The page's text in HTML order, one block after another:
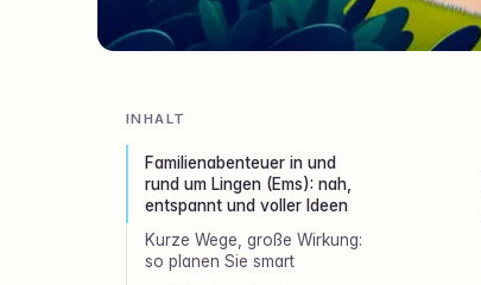
INHALT
Familienabenteuer in und
rund um Lingen (Ems): nah,
entspannt und voller Ideen
Kurze Wege, große Wirkung:
so planen Sie smart